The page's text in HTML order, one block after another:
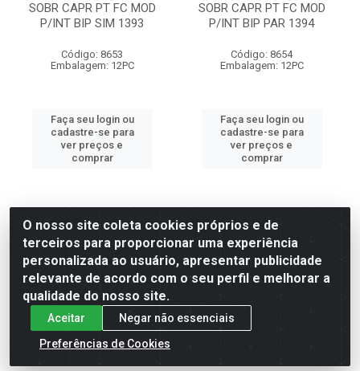
SOBR CAPR PT FC MOD
P/INT BIP SIM 1393
Código: 8653
Embalagem: 12PC
Faça seu login ou
cadastre-se para
ver preços e
comprar
SOBR CAPR PT FC MOD
P/INT BIP PAR 1394
Código: 8654
Embalagem: 12PC
Faça seu login ou
cadastre-se para
ver preços e
comprar
O nosso site coleta cookies próprios e de
terceiros para proporcionar uma experiência
personalizada ao usuário, apresentar publicidade
relevante de acordo com o seu perfil e melhorar a
qualidade do nosso site.
Aceitar
Negar não essenciais
Preferências de Cookies